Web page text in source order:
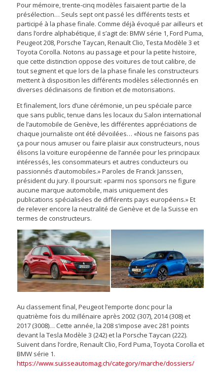
Pour mémoire, trente-cinq modèles faisaient partie de la
présélection… Seuls sept ont passé les différents tests et
participé à la phase finale. Comme déjà évoqué par ailleurs et
dans l’ordre alphabétique, il s’agit de: BMW série 1, Ford Puma,
Peugeot 208, Porsche Taycan, Renault Clio, Testa Modèle 3 et
Toyota Corolla. Notons au passage et pour la petite histoire,
que cette distinction oppose des voitures de tout calibre, de
tout segment et que lors de la phase finale les constructeurs
mettent à disposition les différents modèles sélectionnés en
diverses déclinaisons de finition et de motorisations.
Et finalement, lors d’une cérémonie, un peu spéciale parce
que sans public, tenue dans les locaux du Salon international
de l’automobile de Genève, les différentes appréciations de
chaque journaliste ont été dévoilées… «Nous ne faisons pas
ça pour nous amuser ou faire plaisir aux constructeurs, nous
élisons la voiture européenne de l’année pour les principaux
intéressés, les consommateurs et autres conducteurs ou
passionnés d’automobiles.» Paroles de Franck Janssen,
président du jury. Il poursuit: «parmi nos sponsors ne figure
aucune marque automobile, mais uniquement des
publications spécialisées de différents pays européens.» Et
de relever encore la neutralité de Genève et de la Suisse en
termes de constructeurs.
Au classement final, Peugeot l’emporte donc pour la
quatrième fois du millénaire après 2002 (307), 2014 (308) et
2017 (3008)… Cette année, la 208 s’impose avec 281 points
devant la Tesla Modèle 3 (242) et la Porsche Taycan (222).
Suivent dans l’ordre, Renault Clio, Ford Puma, Toyota Corolla et
BMW série 1.
https://www.suisseautomag.ch/category/marche/dossiers/